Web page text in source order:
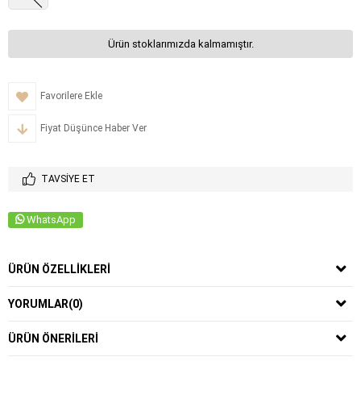
Ürün stoklarımızda kalmamıştır.
Favorilere Ekle
Fiyat Düşünce Haber Ver
TAVSIYE ET
WhatsApp
ÜRÜN ÖZELLIKLERI
YORUMLAR(0)
ÜRÜN ÖNERILERI